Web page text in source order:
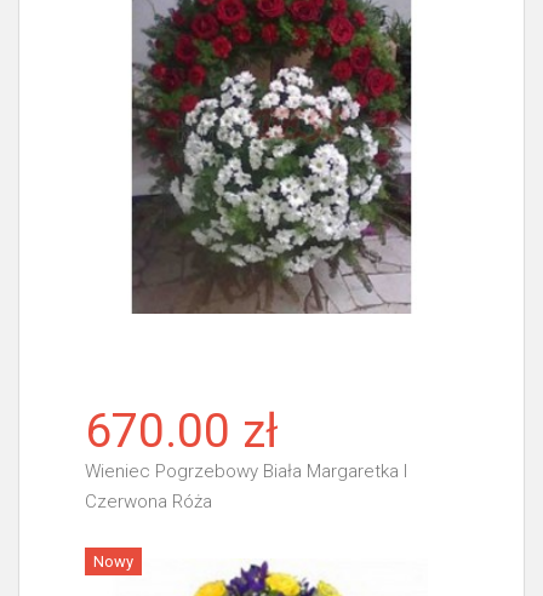
670.00 zł
Wieniec Pogrzebowy Biała Margaretka I
Czerwona Róża
Więcej
Nowy